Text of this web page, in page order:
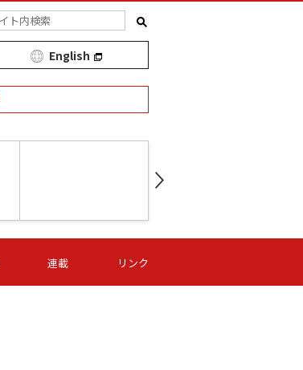
English
第16節 09/06 (日) 15:00
- -
連載 リンク